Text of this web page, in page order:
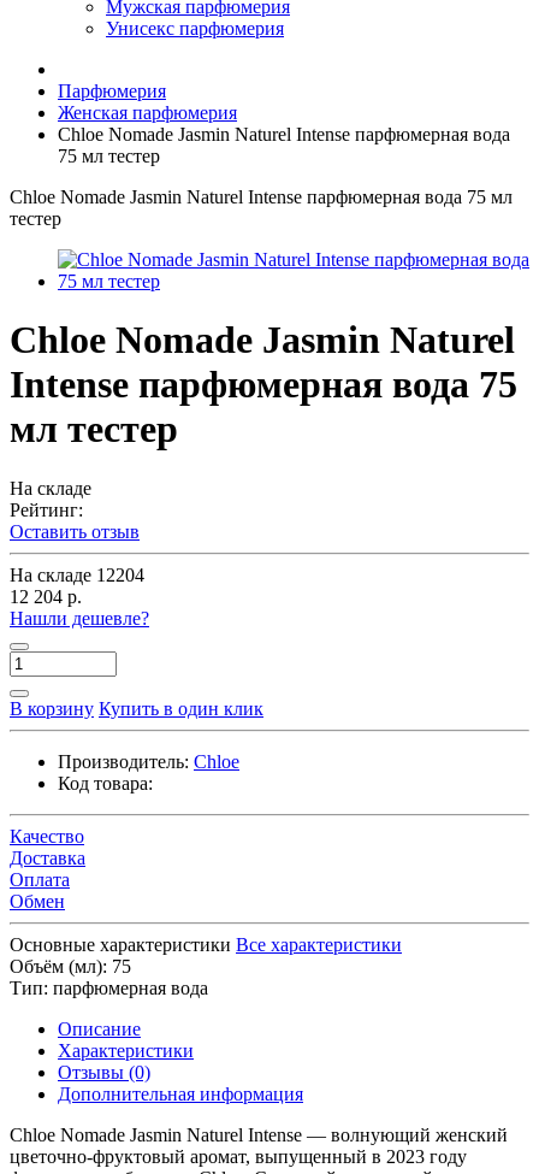
Мужская парфюмерия
Унисекс парфюмерия
Парфюмерия
Женская парфюмерия
Chloe Nomade Jasmin Naturel Intense парфюмерная вода
75 мл тестер
Chloe Nomade Jasmin Naturel Intense парфюмерная вода 75 мл
тестер
Chloe Nomade Jasmin Naturel
Intense парфюмерная вода 75
мл тестер
На складе
Рейтинг:
Оставить отзыв
На складе 12204
12 204 р.
Нашли дешевле?
В корзину Купить в один клик
Производитель: Chloe
Код товара:
Качество
Доставка
Оплата
Обмен
Основные характеристики Все характеристики
Объём (мл): 75
Тип: парфюмерная вода
Описание
Характеристики
Отзывы (0)
Дополнительная информация
Chloe Nomade Jasmin Naturel Intense — волнующий женский
цветочно-фруктовый аромат, выпущенный в 2023 году